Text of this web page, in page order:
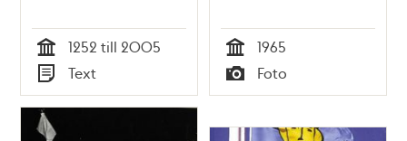
Tid
1252 till 2005
Typ
Text Tid
1965
Typ
Foto